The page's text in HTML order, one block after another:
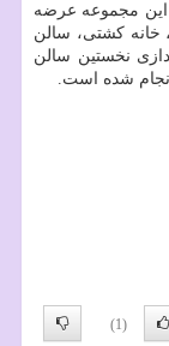
مجموعه عرضه
خانه کشتی، سالن
نخستین سالن
شده است.
(1)